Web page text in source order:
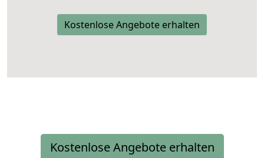
Kostenlose Angebote erhalten
Kostenlose Angebote erhalten